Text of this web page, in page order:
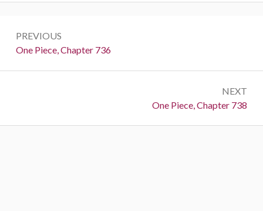
navigation
PREVIOUS
Previous:
One Piece, Chapter 736
NEXT
Next:
One Piece, Chapter 738